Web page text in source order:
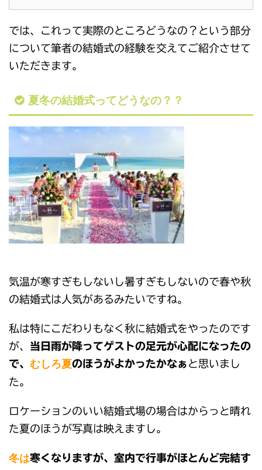
では、これって実際のところどうなの？という部分
について筆者の結婚式の経験を交えてご紹介させて
いただきます。
夏冬の結婚式ってどうなの？？
気温が寒すぎもしないし暑すぎもしないので春や秋
の結婚式は人気があるみたいですね。
私は特にこだわりもなく秋に結婚式をやったのです
が、 当日雨が降ってゲストの足元が心配になったの
で、 むしろ夏のほうがよかったかなぁ と思いまし
た。
ロケーションのいい結婚式場の場合はからっと晴れ
た夏のほうが写真は映えますし。
冬は寒くなりますが、室内で行事がほとんど完結す